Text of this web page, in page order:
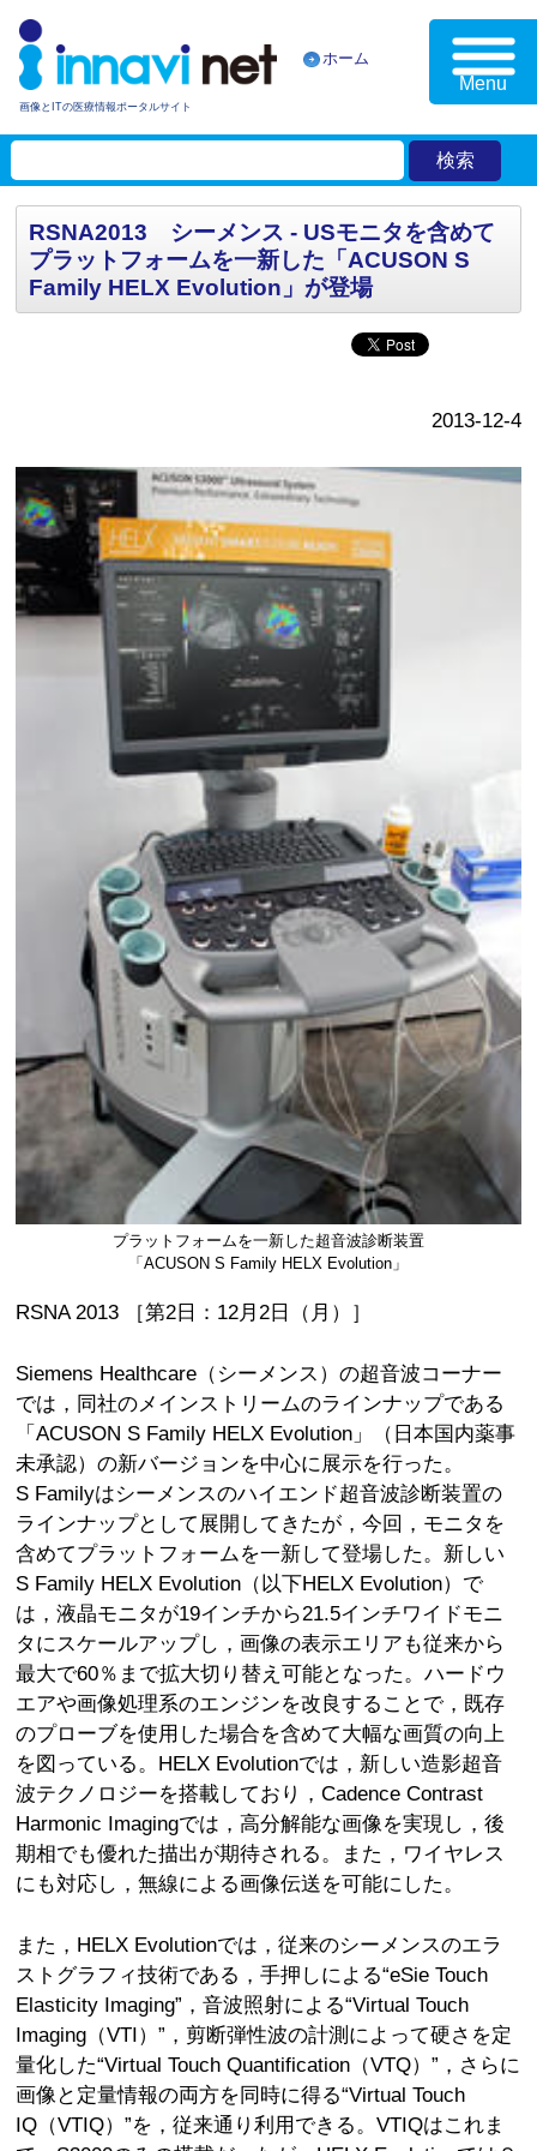
画像とITの医療情報ポータルサイト
ホーム
Menu
RSNA2013 シーメンス - USモニタを含めて
プラットフォームを一新した「ACUSON S
Family HELX Evolution」が登場
2013-12-4
プラットフォームを一新した超音波診断装置
「ACUSON S Family HELX Evolution」
RSNA 2013 ［第2日：12月2日（月）］
Siemens Healthcare（シーメンス）の超音波コーナー
では，同社のメインストリームのラインナップである
「ACUSON S Family HELX Evolution」（日本国内薬事
未承認）の新バージョンを中心に展示を行った。
S Familyはシーメンスのハイエンド超音波診断装置の
ラインナップとして展開してきたが，今回，モニタを
含めてプラットフォームを一新して登場した。新しい
S Family HELX Evolution（以下HELX Evolution）で
は，液晶モニタが19インチから21.5インチワイドモニ
タにスケールアップし，画像の表示エリアも従来から
最大で60％まで拡大切り替え可能となった。ハードウ
エアや画像処理系のエンジンを改良することで，既存
のプローブを使用した場合を含めて大幅な画質の向上
を図っている。HELX Evolutionでは，新しい造影超音
波テクノロジーを搭載しており，Cadence Contrast
Harmonic Imagingでは，高分解能な画像を実現し，後
期相でも優れた描出が期待される。また，ワイヤレス
にも対応し，無線による画像伝送を可能にした。
また，HELX Evolutionでは，従来のシーメンスのエラ
ストグラフィ技術である，手押しによる“eSie Touch
Elasticity Imaging”，音波照射による“Virtual Touch
Imaging（VTI）”，剪断弾性波の計測によって硬さを定
量化した“Virtual Touch Quantification（VTQ）”，さらに
画像と定量情報の両方を同時に得る“Virtual Touch
IQ（VTIQ）”を，従来通り利用できる。VTIQはこれま